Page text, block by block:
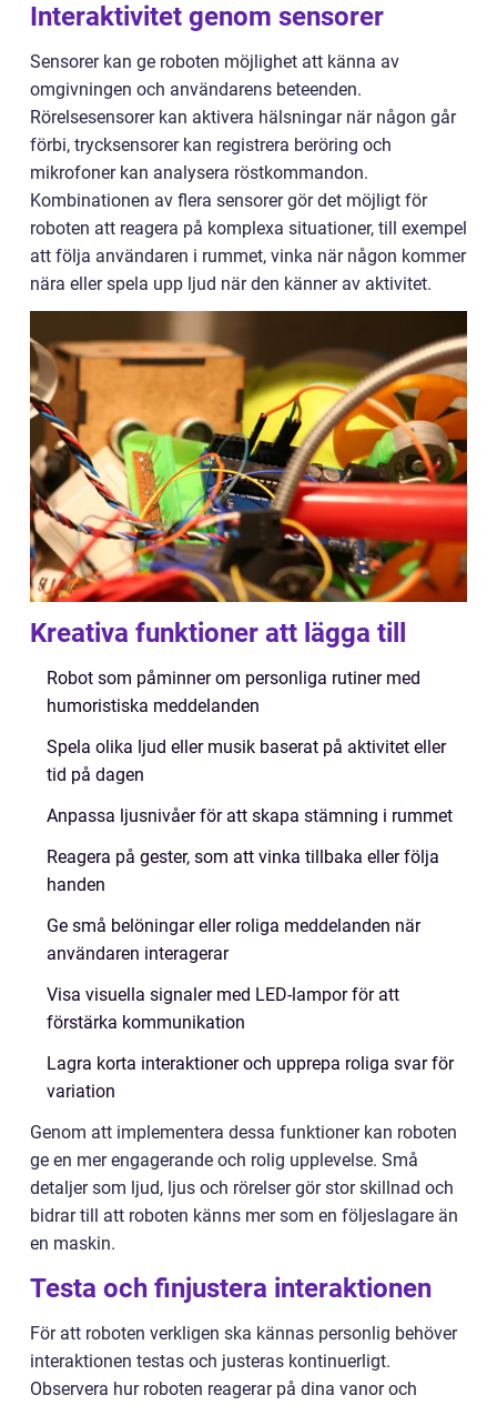
Interaktivitet genom sensorer
Sensorer kan ge roboten möjlighet att känna av
omgivningen och användarens beteenden.
Rörelsesensorer kan aktivera hälsningar när någon går
förbi, trycksensorer kan registrera beröring och
mikrofoner kan analysera röstkommandon.
Kombinationen av flera sensorer gör det möjligt för
roboten att reagera på komplexa situationer, till exempel
att följa användaren i rummet, vinka när någon kommer
nära eller spela upp ljud när den känner av aktivitet.
Kreativa funktioner att lägga till
Robot som påminner om personliga rutiner med
humoristiska meddelanden
Spela olika ljud eller musik baserat på aktivitet eller
tid på dagen
Anpassa ljusnivåer för att skapa stämning i rummet
Reagera på gester, som att vinka tillbaka eller följa
handen
Ge små belöningar eller roliga meddelanden när
användaren interagerar
Visa visuella signaler med LED-lampor för att
förstärka kommunikation
Lagra korta interaktioner och upprepa roliga svar för
variation
Genom att implementera dessa funktioner kan roboten
ge en mer engagerande och rolig upplevelse. Små
detaljer som ljud, ljus och rörelser gör stor skillnad och
bidrar till att roboten känns mer som en följeslagare än
en maskin.
Testa och finjustera interaktionen
För att roboten verkligen ska kännas personlig behöver
interaktionen testas och justeras kontinuerligt.
Observera hur roboten reagerar på dina vanor och